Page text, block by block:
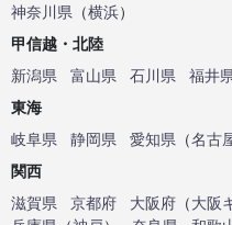
神奈川県 （横浜）
甲信越・北陸
新潟県
富山県 石川県 福井
東海
岐阜県
静岡県 愛知県 （名古
関西
滋賀県
京都府 大阪府 （大阪